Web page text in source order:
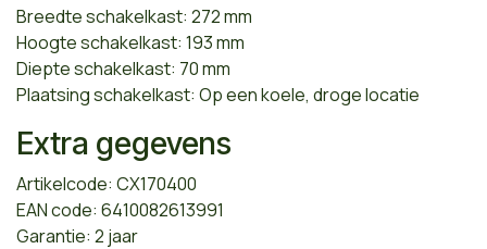
Breedte schakelkast: 272 mm
Hoogte schakelkast: 193 mm
Diepte schakelkast: 70 mm
Plaatsing schakelkast: Op een koele, droge locatie
Extra gegevens
Artikelcode: CX170400
EAN code: 6410082613991
Garantie: 2 jaar